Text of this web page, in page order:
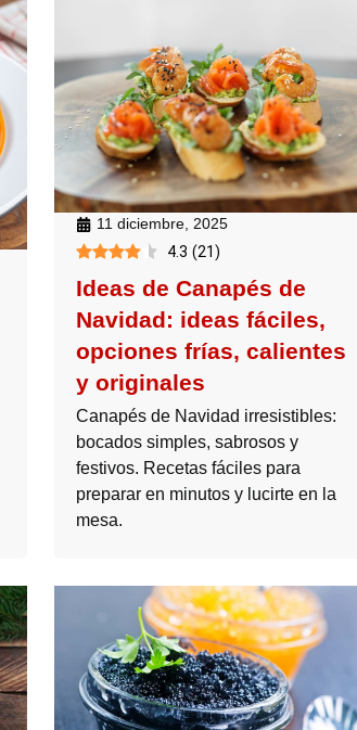
11 diciembre, 2025
4.3 (21)
Ideas de Canapés de
Navidad: ideas fáciles,
opciones frías, calientes
y originales
Canapés de Navidad irresistibles:
bocados simples, sabrosos y
festivos. Recetas fáciles para
preparar en minutos y lucirte en la
mesa.